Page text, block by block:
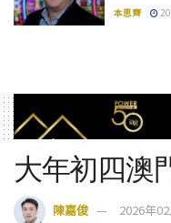
本思齊
大年初四澳
陳嘉俊 2026年